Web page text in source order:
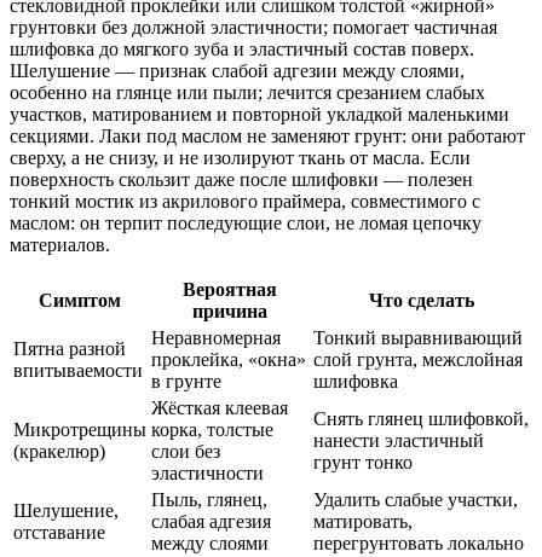
стекловидной проклейки или слишком толстой «жирной»
грунтовки без должной эластичности; помогает частичная
шлифовка до мягкого зуба и эластичный состав поверх.
Шелушение — признак слабой адгезии между слоями,
особенно на глянце или пыли; лечится срезанием слабых
участков, матированием и повторной укладкой маленькими
секциями. Лаки под маслом не заменяют грунт: они работают
сверху, а не снизу, и не изолируют ткань от масла. Если
поверхность скользит даже после шлифовки — полезен
тонкий мостик из акрилового праймера, совместимого с
маслом: он терпит последующие слои, не ломая цепочку
материалов.
Симптом
Вероятная
причина
Что сделать
Пятна разной
впитываемости
Неравномерная
проклейка, «окна»
в грунте
Тонкий выравнивающий
слой грунта, межслойная
шлифовка
Микротрещины
(кракелюр)
Жёсткая клеевая
корка, толстые
слои без
эластичности
Снять глянец шлифовкой,
нанести эластичный
грунт тонко
Шелушение,
отставание
Пыль, глянец,
слабая адгезия
между слоями
Удалить слабые участки,
матировать,
перегрунтовать локально